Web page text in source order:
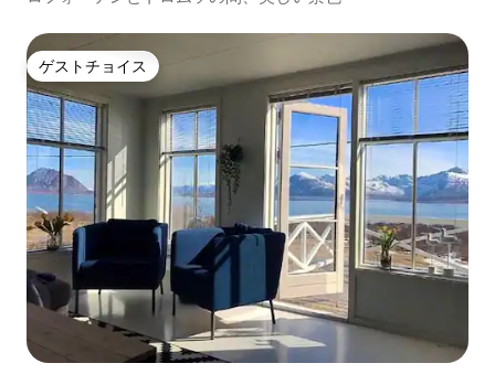
ゲストチョイス
ゲストチョイス